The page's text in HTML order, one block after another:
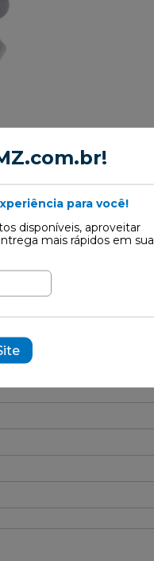
para você!
disponíveis, aproveitar
mais rápidos em sua